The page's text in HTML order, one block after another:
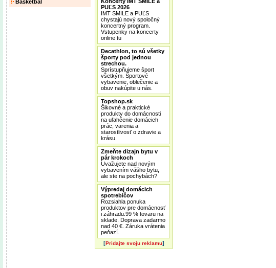
Basketbal
PUĽS 2026
IMT SMILE a PUĽS
chystajú nový spoločný
koncertný program.
Vstupenky na koncerty
online tu
Decathlon, to sú všetky
športy pod jednou
strechou.
Sprístupňujeme šport
všetkým. Športové
vybavenie, oblečenie a
obuv nakúpite u nás.
Topshop.sk
Šikovné a praktické
produkty do domácnosti
na uľahčenie domácich
prác, varenia a
starostlivosť o zdravie a
krásu.
Zmeňte dizajn bytu v
pár krokoch
Uvažujete nad novým
vybavením vášho bytu,
ale ste na pochybách?
Výpredaj domácich
spotrebičov
Rozsiahla ponuka
produktov pre domácnosť
i záhradu.99 % tovaru na
sklade. Doprava zadarmo
nad 40 €. Záruka vrátenia
peňazí.
[Pridajte svoju reklamu]